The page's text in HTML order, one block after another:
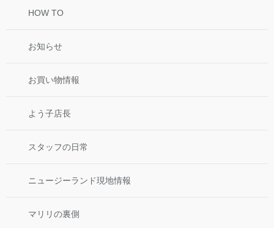
HOW TO
お知らせ
お買い物情報
よう子店長
スタッフの日常
ニュージーランド現地情報
マリリの裏側